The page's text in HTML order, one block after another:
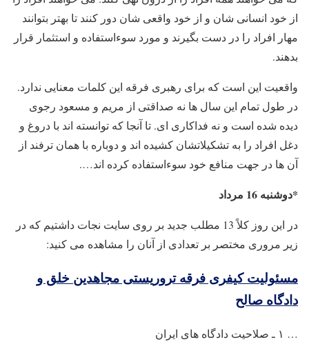
از خود انسانی شان و از خود واقعی شان دور کنند تا بهتر بتوانند
مهار افراد را در دست بگیرند و مورد سوءاستفاده و استثمار قرار
بدهند.
واقعیت این است که برای رهبری فرقه این کلمات معنایی ندارد.
در طول تمام این سال ها نه صداقتی از مریم و مسعود رجوی
دیده شده است و نه فداکاری ای. تا آنجا که توانسته اند با دروغ و
دغل افراد را به تشکیلاتشان کشیده اند و دوباره با همان ترفند از
آن ها در جهت منافع خود سوءاستفاده کرده اند….
*دوشنبه 16 مرداد
در این روز کلاً 13 مطلب جدید بر روی سایت نجات داشتیم که در
زیر مروری مختصر بر تعدادی از آنان را مشاهده می کنید:
مسئولیت کیفری فرقه تروریستی مجاهدین خلق و
دادگاه صالح
… ۱ ‍ـ صلاحیت دادگاه های ایران